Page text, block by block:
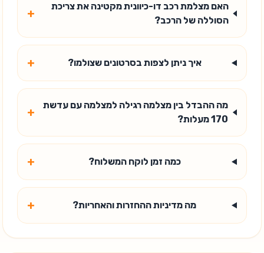
האם מצלמת רכב דו-כיוונית מקטינה את צריכת
הסוללה של הרכב?
+
איך ניתן לצפות בסרטונים שצולמו? +
מה ההבדל בין מצלמה רגילה למצלמה עם עדשת
170 מעלות?
+
כמה זמן לוקח המשלוח? +
מה מדיניות ההחזרות והאחריות? +